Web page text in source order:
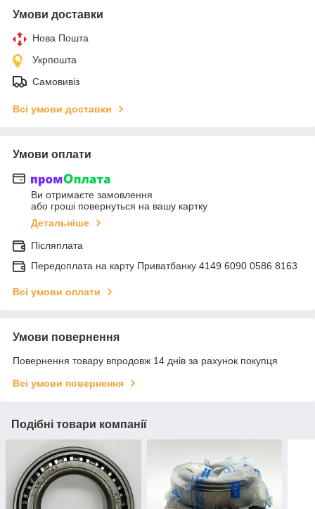
Умови доставки
Нова Пошта
Укрпошта
Самовивіз
Всі умови доставки
Умови оплати
Ви отримаєте замовлення
або гроші повернуться на вашу картку
Детальніше
Післяплата
Передоплата на карту Приватбанку 4149 6090 0586 8163
Всі умови оплати
Умови повернення
Повернення товару впродовж 14 днів за рахунок покупця
Всі умови повернення
Подібні товари компанії